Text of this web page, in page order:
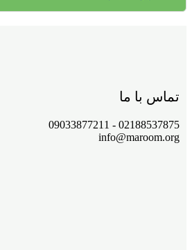
تماس با ما
02188537875 - 09033877211
info@maroom.org